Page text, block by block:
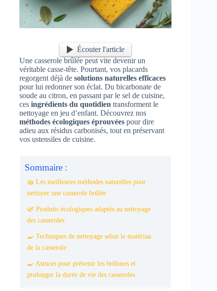
Écouter l'article
Une casserole brûlée peut vite devenir un
véritable casse-tête. Pourtant, vos placards
regorgent déjà de solutions naturelles efficaces
pour lui redonner son éclat. Du bicarbonate de
soude au citron, en passant par le sel de cuisine,
ces ingrédients du quotidien transforment le
nettoyage en jeu d’enfant. Découvrez nos
méthodes écologiques éprouvées pour dire
adieu aux résidus carbonisés, tout en préservant
vos ustensiles de cuisine.
Sommaire :
🧽 Les meilleures méthodes naturelles pour
nettoyer une casserole brûlée
🌿 Produits écologiques adaptés au nettoyage
des casseroles
🍳 Techniques de nettoyage selon le matériau
de la casserole
🍳 Astuces pour prévenir les brûlures et
prolonger la durée de vie des casseroles